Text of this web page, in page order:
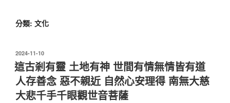
分類: 文化
發
佈
於
2024-11-10
這古剎有靈 土地有神 世間有情無情皆有道
人存善念 惡不親近 自然心安理得 南無大慈
大悲千手千眼觀世音菩薩